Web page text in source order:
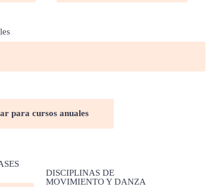
DISCIPLINAS DE
MOVIMIENTO Y DANZA